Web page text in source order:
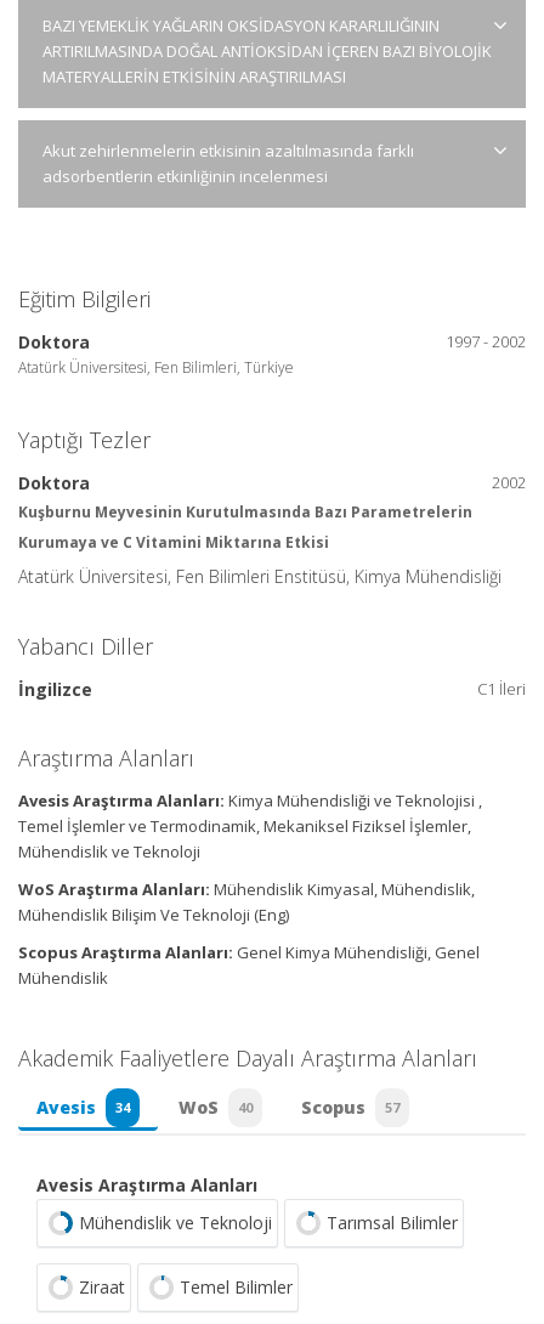
BAZI YEMEKLİK YAĞLARIN OKSİDASYON KARARLILIĞININ
ARTIRILMASINDA DOĞAL ANTİOKSİDAN İÇEREN BAZI BİYOLOJİK
MATERYALLERİN ETKİSİNİN ARAŞTIRILMASI
Akut zehirlenmelerin etkisinin azaltılmasında farklı
adsorbentlerin etkinliğinin incelenmesi
Eğitim Bilgileri
1997 - 2002
Doktora
Atatürk Üniversitesi, Fen Bilimleri, Türkiye
Yaptığı Tezler
2002
Doktora
Kuşburnu Meyvesinin Kurutulmasında Bazı Parametrelerin
Kurumaya ve C Vitamini Miktarına Etkisi
Atatürk Üniversitesi, Fen Bilimleri Enstitüsü, Kimya Mühendisliği
Yabancı Diller
C1 İleri
İngilizce
Araştırma Alanları
Avesis Araştırma Alanları: Kimya Mühendisliği ve Teknolojisi ,
Temel İşlemler ve Termodinamik, Mekaniksel Fiziksel İşlemler,
Mühendislik ve Teknoloji
WoS Araştırma Alanları: Mühendislik Kimyasal, Mühendislik,
Mühendislik Bilişim Ve Teknoloji (Eng)
Scopus Araştırma Alanları: Genel Kimya Mühendisliği, Genel
Mühendislik
Akademik Faaliyetlere Dayalı Araştırma Alanları
Avesis 34 WoS 40 Scopus 57
Avesis Araştırma Alanları
Mühendislik ve Teknoloji
Tarımsal Bilimler
Ziraat Temel Bilimler